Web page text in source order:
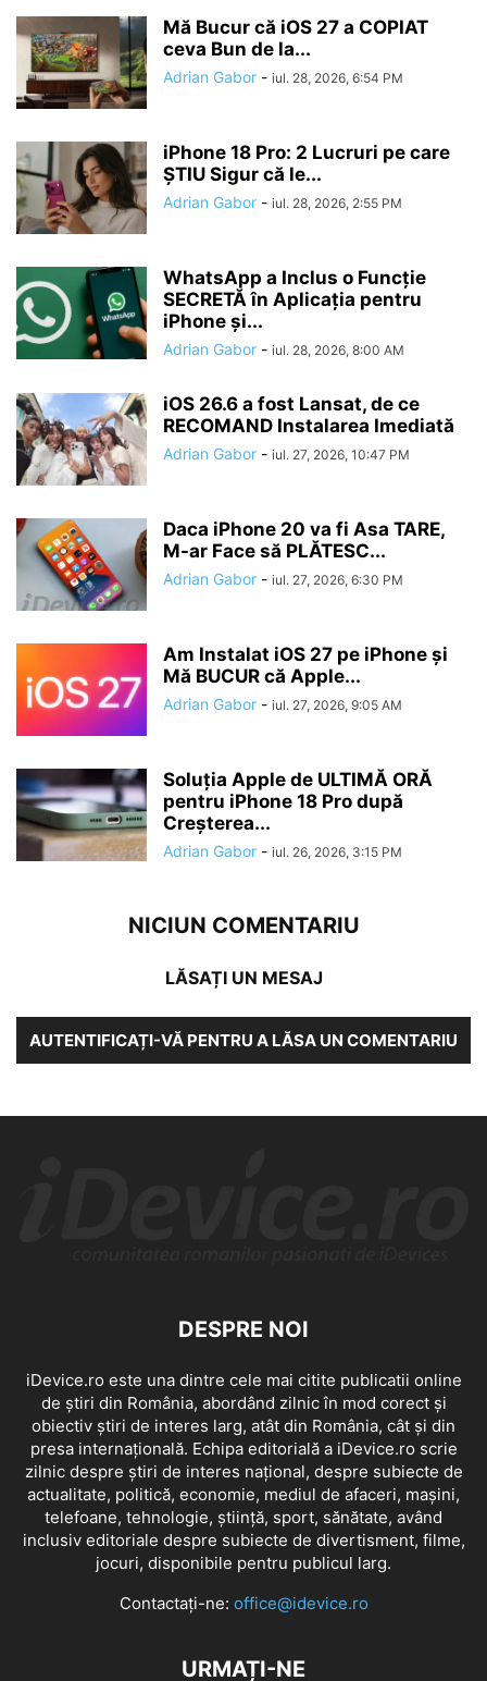
Mă Bucur că iOS 27 a COPIAT
ceva Bun de la...
Adrian Gabor - iul. 28, 2026, 6:54 PM
iPhone 18 Pro: 2 Lucruri pe care
ȘTIU Sigur că le...
Adrian Gabor - iul. 28, 2026, 2:55 PM
WhatsApp a Inclus o Funcție
SECRETĂ în Aplicația pentru
iPhone și...
Adrian Gabor - iul. 28, 2026, 8:00 AM
iOS 26.6 a fost Lansat, de ce
RECOMAND Instalarea Imediată
Adrian Gabor - iul. 27, 2026, 10:47 PM
Daca iPhone 20 va fi Asa TARE,
M-ar Face să PLĂTESC...
Adrian Gabor - iul. 27, 2026, 6:30 PM
Am Instalat iOS 27 pe iPhone și
Mă BUCUR că Apple...
Adrian Gabor - iul. 27, 2026, 9:05 AM
Soluția Apple de ULTIMĂ ORĂ
pentru iPhone 18 Pro după
Creșterea...
Adrian Gabor - iul. 26, 2026, 3:15 PM
NICIUN COMENTARIU
LĂSAȚI UN MESAJ
AUTENTIFICAȚI-VĂ PENTRU A LĂSA UN COMENTARIU
DESPRE NOI
iDevice.ro este una dintre cele mai citite publicatii online
de știri din România, abordând zilnic în mod corect și
obiectiv știri de interes larg, atât din România, cât și din
presa internațională. Echipa editorială a iDevice.ro scrie
zilnic despre știri de interes național, despre subiecte de
actualitate, politică, economie, mediul de afaceri, mașini,
telefoane, tehnologie, știință, sport, sănătate, având
inclusiv editoriale despre subiecte de divertisment, filme,
jocuri, disponibile pentru publicul larg.
Contactați-ne: office@idevice.ro
URMAȚI-NE